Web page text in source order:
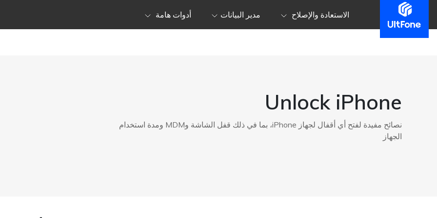
الاستعادة والإصلاح مدير البيانات أدوات هامة
Unlock iPhone
نصائح مفيدة لفتح أي أقفال لجهاز iPhone، بما في ذلك قفل الشاشة وMDM ومدة استخدام
الجهاز